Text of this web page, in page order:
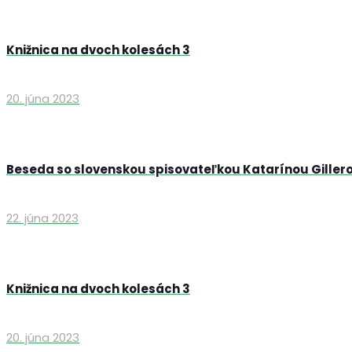
Knižnica na dvoch kolesách 3
20. júna 2023
Beseda so slovenskou spisovateľkou Katarínou
22. júna 2023
Knižnica na dvoch kolesách 3
20. júna 2023